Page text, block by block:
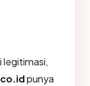
legitimasi,
punya